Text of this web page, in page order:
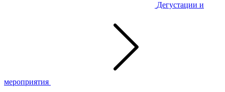
Дегустации и
мероприятия